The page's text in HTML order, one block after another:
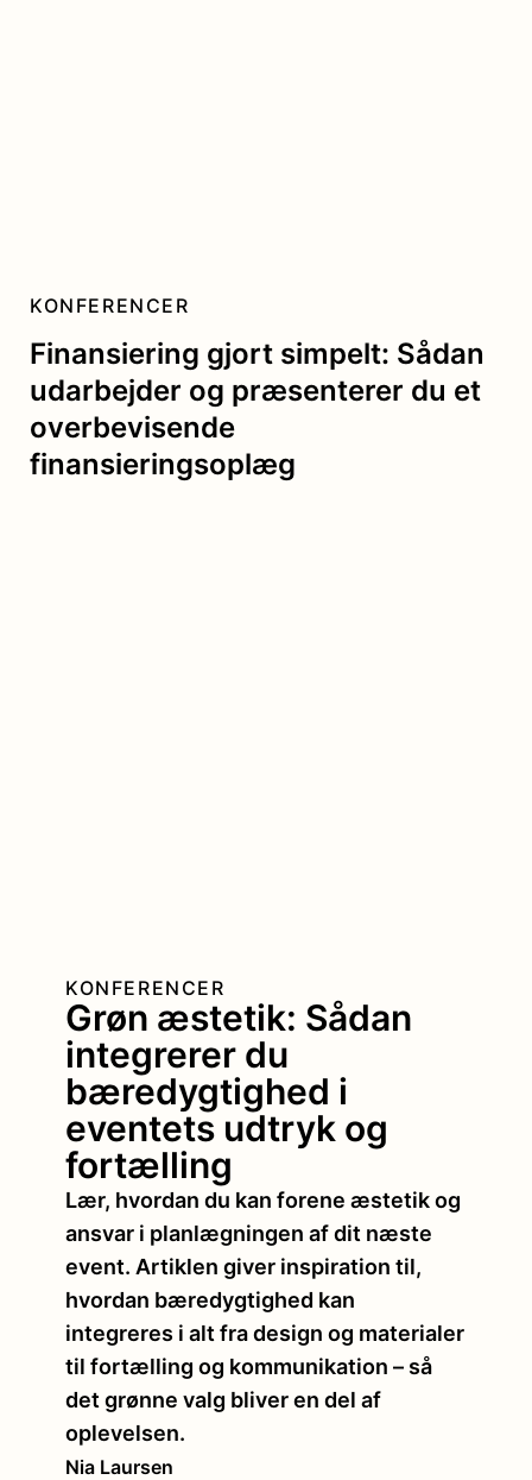
Finansiering gjort simpelt: Sådan
udarbejder og præsenterer du et
overbevisende
finansieringsoplæg
KONFERENCER
Grøn æstetik: Sådan
integrerer du
bæredygtighed i
eventets udtryk og
fortælling
KONFERENCER
Lær, hvordan du kan forene æstetik og
ansvar i planlægningen af dit næste
event. Artiklen giver inspiration til,
hvordan bæredygtighed kan
integreres i alt fra design og materialer
til fortælling og kommunikation – så
det grønne valg bliver en del af
oplevelsen.
Nia Laursen